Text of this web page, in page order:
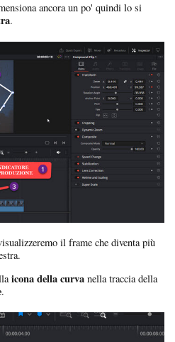
ancora un po' quindi lo si
.
il frame che diventa più
icona della curva nella traccia della
.